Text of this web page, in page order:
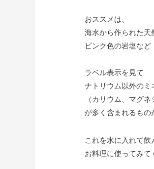
おススメは、
海水から作られた天
ピンク色の岩塩など
ラベル表示を見て
ナトリウム以外のミ
（カリウム、マグ
が多く含まれるもの
これを水に入れて飲
お料理に使ってみて